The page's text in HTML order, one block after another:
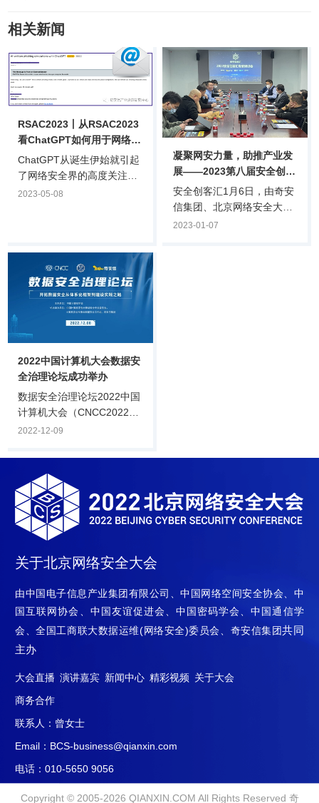
相关新闻
RSAC2023丨从RSAC2023
看ChatGPT如何用于网络攻
击
ChatGPT从诞生伊始就引起
了网络安全界的高度关注：
它是否能用于网络攻击或者
ChatGPT在网络安全领域的
应用尚处于初级阶段，我们
看看本届RSAC大会上专家
如何解读ChatGPT在网络安
全领域的应用。
2023-05-08
凝聚网安力量，助推产业发
展——2023第八届安全创客
汇专家研讨会在京成功举行
安全创客汇1月6日，由奇安
信集团、北京网络安全大会
（BCS）、全国网络信息安
2023-01-07
2022中国计算机大会数据安
全治理论坛成功举办
数据安全治理论坛2022中国
计算机大会（CNCC2022）
12月8日，由中国计算机学
业委员会、奇安信集团承办
的CNCC2022数据安全治理
论坛在线上举行。论坛由
CCF计算机安全专委会荣誉
主任，公安部第一研究所、
第三研究所原所长严明主
持，邀请政府主管单位、科
研院所、安全厂商、企业安
拓数据安全从体系化框架到
建设实践之路”主题，聚焦数
据安全现阶段的问题.
2022-12-09
关于北京网络安全大会
由中国电子信息产业集团有限公司、中国网络空间安全协会、中
国互联网协会、中国友谊促进会、中国密码学会、中国通信学
会、全国工商联大数据运维(网络安全)委员会、奇安信集团共同
主办
大会直播 演讲嘉宾 新闻中心 精彩视频 关于大会
商务合作
联系人：曾女士
Email：BCS-business@qianxin.com
电话：010-5650 9056
Copyright © 2005-2026 QIANXIN.COM All Rights Reserved 奇